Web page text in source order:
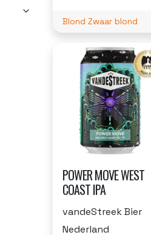
Blond Zwaar blond
POWER MOVE WEST
COAST IPA
vandeStreek Bier
Nederland